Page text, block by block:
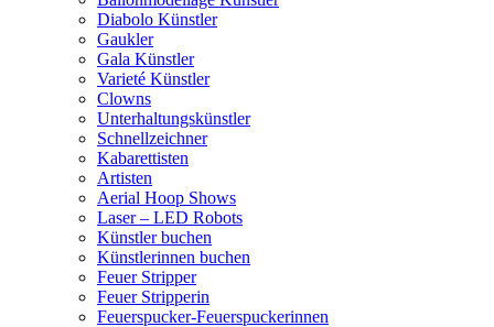
Diabolo Künstler
Gaukler
Gala Künstler
Varieté Künstler
Clowns
Unterhaltungskünstler
Schnellzeichner
Kabarettisten
Artisten
Aerial Hoop Shows
Laser – LED Robots
Künstler buchen
Künstlerinnen buchen
Feuer Stripper
Feuer Stripperin
Feuerspucker-Feuerspuckerinnen